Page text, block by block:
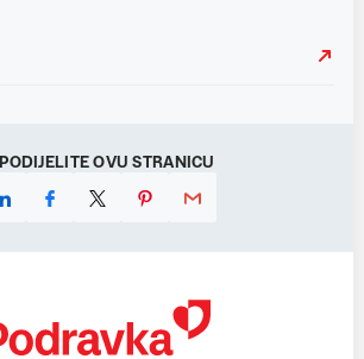
PODIJELITE OVU STRANICU